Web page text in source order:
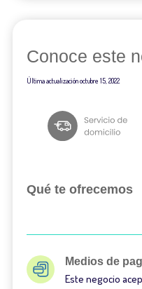
Conoce este
Última actualizaciónoctubre 15, 2022
Qué te ofrecemos
Medios de
Este negocio